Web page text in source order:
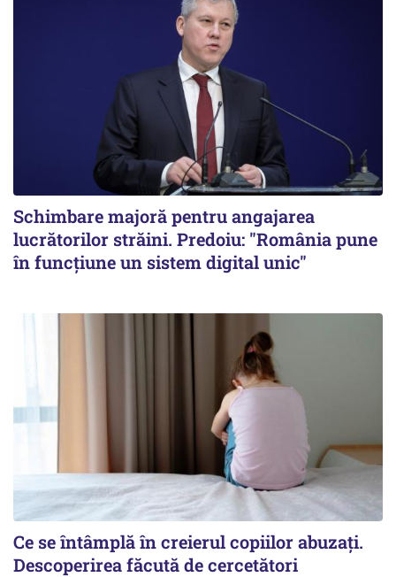
Schimbare majoră pentru angajarea
lucrătorilor străini. Predoiu: "România pune
în funcțiune un sistem digital unic"
Ce se întâmplă în creierul copiilor abuzați.
Descoperirea făcută de cercetători